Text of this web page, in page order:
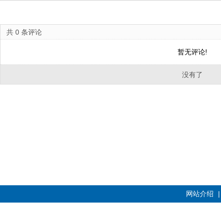
共 0 条评论
暂无评论!
没有了
网站介绍